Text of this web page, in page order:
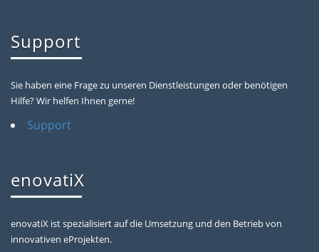
Support
Sie haben eine Frage zu unseren Dienstleistungen oder benötigen
Hilfe? Wir helfen Ihnen gerne!
Support
enovatiX
enovatiX ist spezialisiert auf die Umsetzung und den Betrieb von
innovativen eProjekten.